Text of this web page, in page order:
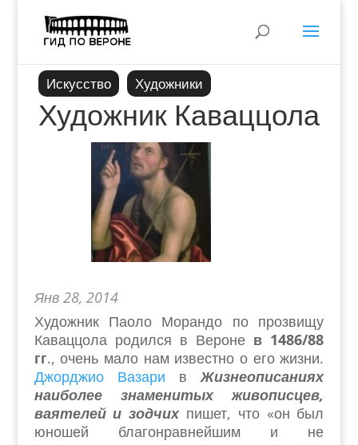
Искусство Художники
Художник Каваццола
Янв 28, 2014
Художник Паоло Морандо по прозвищу
Каваццола родился в Вероне в 1486/88
гг., очень мало нам известно о его жизни.
Джорджио Вазари вЖизнеописаниях
наиболее знаменитых живописцев,
ваятелей и зодчихпишет, что «он был
юношей благонравнейшим и не